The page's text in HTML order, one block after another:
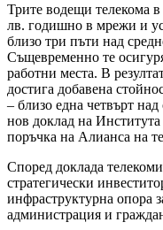
Трите водещи телекома
лв. годишно в мрежи и
близо три пъти над
Същевременно те
работни места. В
достига добавена
– близо една четвърт
нов доклад на
поръчка на Алианса на
Според доклада
стратегически
инфраструктурна опора
администрация и